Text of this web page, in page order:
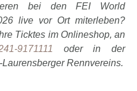
bei den FEI World
live vor Ort miterleben?
Ticktes im Onlineshop, an
9171111
oder in der
Rennvereins.